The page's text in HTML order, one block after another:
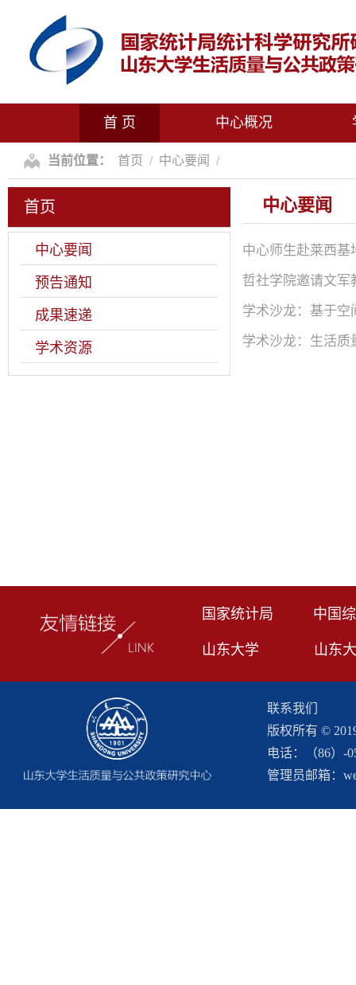
首 页 中心概况
当前位置： 首页 / 中心要闻 /
首页
中心要闻
预告通知
成果速递
学术资源
中心要闻
中心师生赴莱西基
哲社学院邀请文军
学术沙龙：基于空
学术沙龙：生活质
国家统计局 中国
山东大学 山东
联系我们
版权所有 ©
电话：（86）-
管理员邮箱：